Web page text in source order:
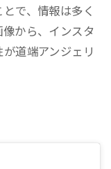
で、情報は多く
から、インスタ
道端アンジェリ